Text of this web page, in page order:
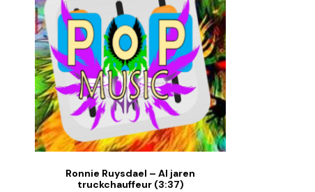
Ronnie Ruysdael – Al jaren
truckchauffeur (3:37)